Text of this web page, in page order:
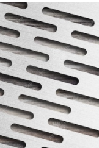
Настил с
противоскольжением
Настил для стеллажей
Настил для морских
платформ